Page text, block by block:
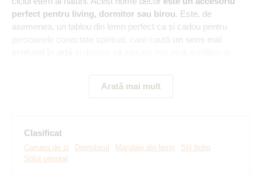
perfect pentru living, dormitor sau birou. Este, de
asemenea, un tablou din lemn perfect ca și cadou pentru
persoanele conectate spiritual, care caută
un sens mai
Semnificație: Tabloul evocă un sentiment de calm și echilibru,
timp ce imaginea în sine simbolizează legătura spirituală dintre
cer și pământ.
Arată mai mult
Clasificat
Camera de zi Dormitorul Mandale din lemn
Stil boho
Stilul oriental